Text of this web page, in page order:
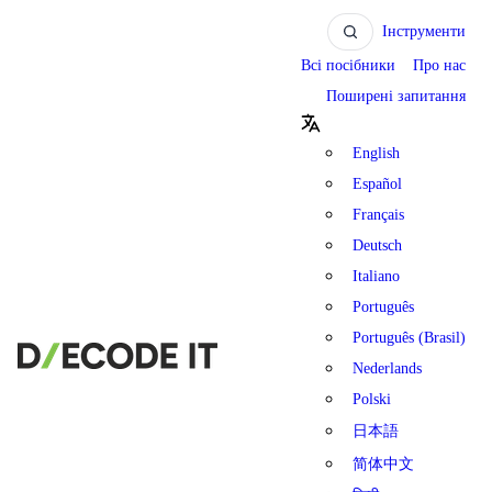
Інструменти
Всі посібники
Про нас
Поширені запитання
English
Español
Français
Deutsch
Italiano
Português
Português (Brasil)
Nederlands
Polski
日本語
简体中文